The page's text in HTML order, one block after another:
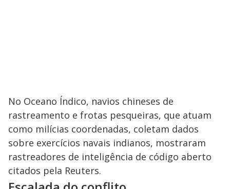
No Oceano Índico, navios chineses de
rastreamento e frotas pesqueiras, que atuam
como milícias coordenadas, coletam dados
sobre exercícios navais indianos, mostraram
rastreadores de inteligência de código aberto
citados pela Reuters.